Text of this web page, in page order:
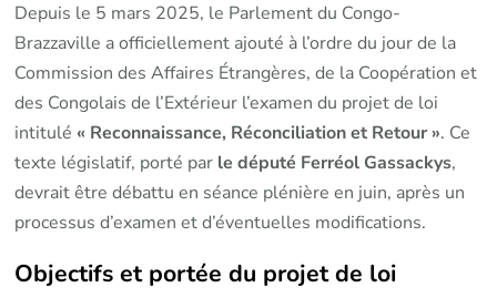
Depuis le 5 mars 2025, le Parlement du Congo-
Brazzaville a officiellement ajouté à l’ordre du jour de la
Commission des Affaires Étrangères, de la Coopération et
des Congolais de l’Extérieur l’examen du projet de loi
intitulé « Reconnaissance, Réconciliation et Retour ». Ce
texte législatif, porté par le député Ferréol Gassackys,
devrait être débattu en séance plénière en juin, après un
processus d’examen et d’éventuelles modifications.
Objectifs et portée du projet de loi